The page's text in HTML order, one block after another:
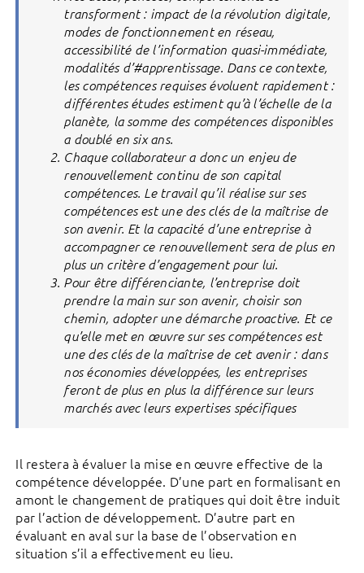
transforment : impact de la révolution digitale,
modes de fonctionnement en réseau,
accessibilité de l’information quasi-immédiate,
modalités d’#apprentissage. Dans ce contexte,
les compétences requises évoluent rapidement :
différentes études estiment qu’à l’échelle de la
planète, la somme des compétences disponibles
a doublé en six ans.
Chaque collaborateur a donc un enjeu de
renouvellement continu de son capital
compétences. Le travail qu’il réalise sur ses
compétences est une des clés de la maîtrise de
son avenir. Et la capacité d’une entreprise à
accompagner ce renouvellement sera de plus en
plus un critère d’engagement pour lui.
Pour être différenciante, l’entreprise doit
prendre la main sur son avenir, choisir son
chemin, adopter une démarche proactive. Et ce
qu’elle met en œuvre sur ses compétences est
une des clés de la maîtrise de cet avenir : dans
nos économies développées, les entreprises
feront de plus en plus la différence sur leurs
marchés avec leurs expertises spécifiques
Il restera à évaluer la mise en œuvre effective de la
compétence développée. D’une part en formalisant en
amont le changement de pratiques qui doit être induit
par l’action de développement. D’autre part en
évaluant en aval sur la base de l’observation en
situation s’il a effectivement eu lieu.